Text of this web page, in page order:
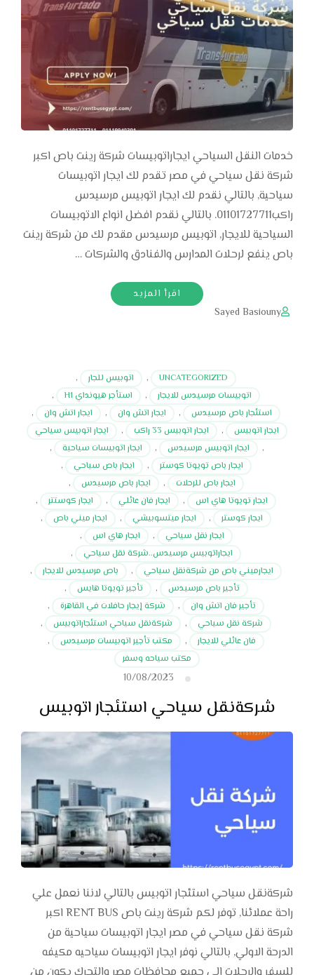
خدمات النقل السياحي ايجاراتوبيسات شركة رينت باص اكبر
شركة نقل سياحي في مصر تقدم لك ايجار اتوبيسات
سياحية, بالتالي نقدم لك ايجار اتوبيس مرسيدس
راكب01101727711. بالتالي نقدم افضل انواع الاتوبيسات
السياحية للايجار, اتوبيس مرسيدس مقدم لك من شركة رينت
باص ينفع لرحلات المدارس والفنادق والشركات …
اقرأ المزيد
Sayed Basiouny
UNCATEGORIZED
, اتوبيس للجار
,
اتوبيسات مرسيدس للايجار
, استأجر هيونداي H1
,
استئجار باص مرسيدس
, ايجار اتش وان , ايجار اتش وان
,
ايجار اتوبيس
, ايجار اتوبيس 33 راكب ,
ايجار اتوبيس سياحي
,
ايجار اتوبيس مرسيدس , ايجار اتوبيسات سياحية
,
ايجار باص تويوتا كوستر
, ايجار باص سياحي
,
ايجار باص للرحلات
, ايجار باص مرسيدس
,
ايجار تويوتا هاي اس
, ايجار فان عائلي , ايجار كوستتر
,
ايجار كوستر
, ايجار ميتسوبيشي , ايجار ميني باص
,
ايجار نقل سياحي
, ايجار هاي اس
,
ايجاراتوبيس مرسيدس..شركة نقل سياحي
,
ايجارميني باص من شركةنقل سياحي
, باص مرسيدس للايجار
,
تأجير باص مرسيدس
, تأجير تويوتا هايس
,
تأجير فان اتش وان
, شركة إيجار حافلات في القاهرة
,
شركة نقل سياحي
, شركةنقل سياحي استئجاراتوبيس
,
فان عائلي للايجار
, مكتب تأجير اتوبيسات مرسيدس
,
مكتب سياحه وسفر
10/08/2023
شركةنقل سياحي استئجار اتوبيس
شركةنقل سياحي استئجار اتوبيس بالتالي لاننا نعمل علي
راحة عملائنا, توفر لكم شركة رينت باص RENT BUS اكبر
شركة نقل سياحي في مصر ايجار اتوبيسات سياحية من
الدرحة الاولي, بالتالي نوفر ايجار اتوبيسات سياحيه مكيفه